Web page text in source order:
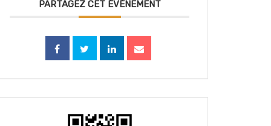
PARTAGEZ CET ÉVÉNEMENT